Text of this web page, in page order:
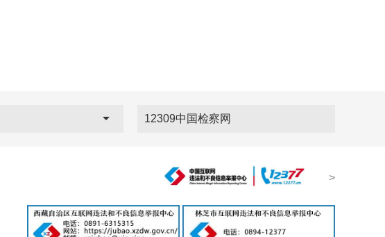
12309中国检察网
>